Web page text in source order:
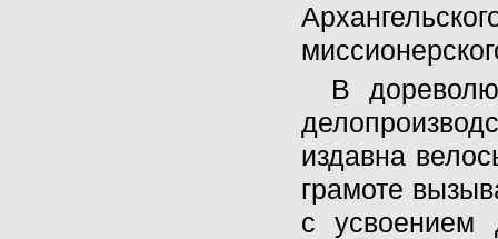
В
издавна
грамоте
с усвоением